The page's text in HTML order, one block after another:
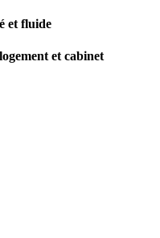
et fluide
et cabinet